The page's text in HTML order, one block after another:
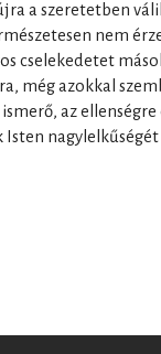
a szeretetben
nem
cselekedetet
még azokkal
az ellenségre
nagylelkűségét